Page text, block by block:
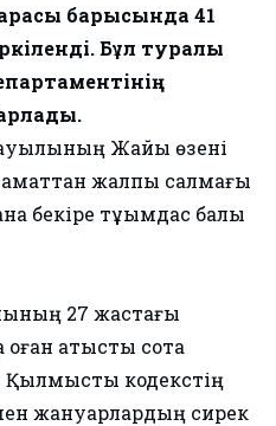
барысында 41
Бұл туралы
Жайық өзені
жалпы салмағы
бекіре тұқымдас балық
27 жастағы
қатысты сотқа
Қылмыстық кодекстің
жануарлардың сирек